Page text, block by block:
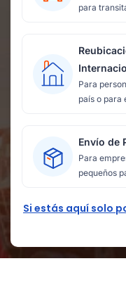
para
Para
país o para
Envío de
Para
pequeños
Si estás aquí solo